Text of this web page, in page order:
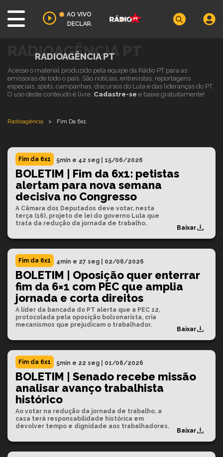
AO VIVO
DECLARAÇÃO À IMPRENSA Presidente Lula e o
RADIOAGÊNCIA PT
RADIOAGÊNCIA PT
Acesse o material produzido pela equipe da Rádio PT para as
emissoras de todo o país. São notícias, entrevistas, reportagens
especiais, spots, campanhas, discursos do Lula e das lideranças do PT.
O uso deste conteúdo é livre. Cadastre-se e baixe gratuitamente!
Radioagência > Fim Da 6x1
Fim da 6x1 5min e 42 seg 15/06/2026
BOLETIM | Fim da 6x1: petistas
alertam para nova semana
decisiva no Congresso
A Câmara dos Deputados deve votar, nesta
terça (16), projeto de lei do governo Lula que
trata da redução da jornada de trabalho.
Baixar
Fim da 6x1 4min e 27 seg 02/06/2026
BOLETIM | Oposição quer enterrar
fim da 6×1 com PEC que amplia
jornada e corta direitos
A líder da bancada do PT alerta que a PEC 12,
protocolada pela oposição bolsonarista, cria
mecanismos que prejudicam o trabalhador.
Baixar
Fim da 6x1 5min e 22 seg 01/06/2026
BOLETIM | Senado recebe missão
analisar avanço trabalhista
histórico
Ao votar na redução da jornada de trabalho, a
casa terá responsabilidade histórica em
devolver tempo e dignidade aos trabalhadores.
Baixar